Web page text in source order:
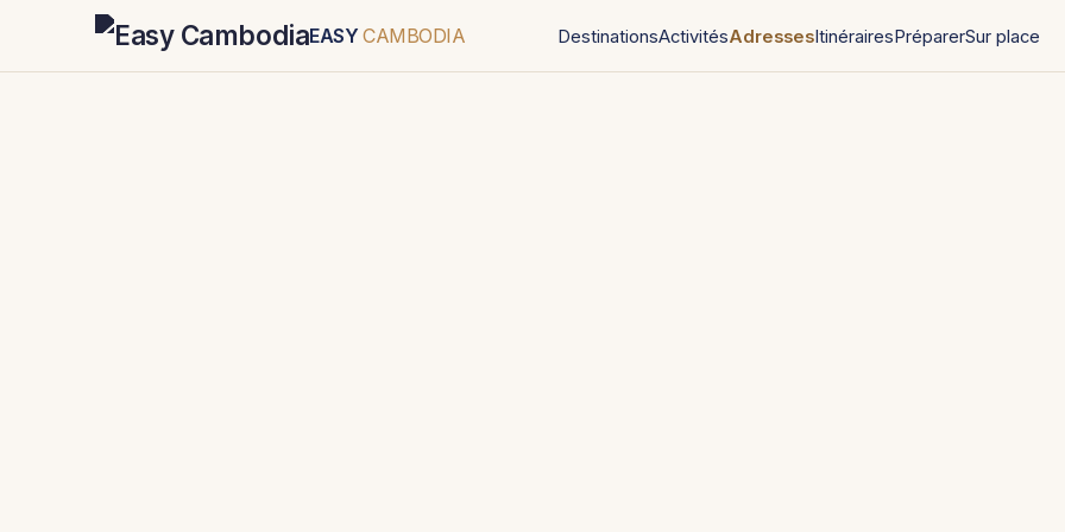
EASY CAMBODIA DestinationsActivitésAdressesItinérairesPréparerSur place